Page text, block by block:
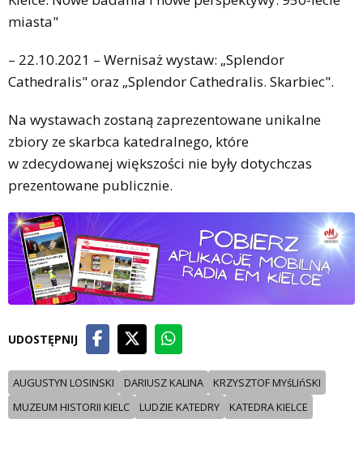
miasta"
– 22.10.2021 – Wernisaż wystaw: „Splendor
Cathedralis" oraz „Splendor Cathedralis. Skarbiec".
Na wystawach zostaną zaprezentowane unikalne
zbiory ze skarbca katedralnego, które
w zdecydowanej większości nie były dotychczas
prezentowane publicznie.
UDOSTĘPNIJ
AUGUSTYN LOSINSKI DARIUSZ KALINA
KRZYSZTOF MYśLIńSKI
MUZEUM HISTORII KIELC
LUDZIE KATEDRY KATEDRA KIELCE